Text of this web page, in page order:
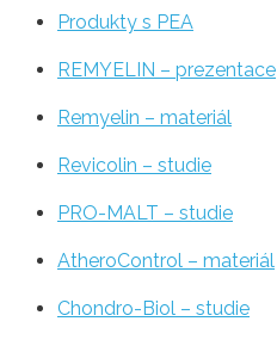
Produkty s PEA
REMYELIN – prezentace
Remyelin – materiál
Revicolin – studie
PRO-MALT – studie
AtheroControl – materiál
Chondro-Biol – studie